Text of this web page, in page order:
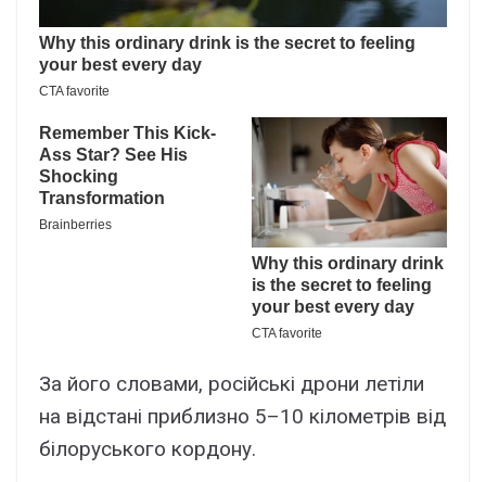
За його словами, російські дрони летіли
на відстані приблизно 5–10 кілометрів від
білоруського кордону.